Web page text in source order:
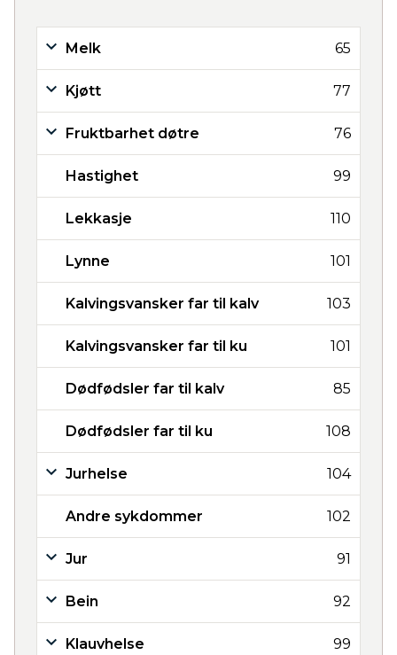
Melk 65
Kjøtt 77
Fruktbarhet døtre 76
Hastighet 99
Lekkasje 110
Lynne 101
Kalvingsvansker far til kalv 103
Kalvingsvansker far til ku 101
Dødfødsler far til kalv 85
Dødfødsler far til ku 108
Jurhelse 104
Andre sykdommer 102
Jur 91
Bein 92
Klauvhelse 99